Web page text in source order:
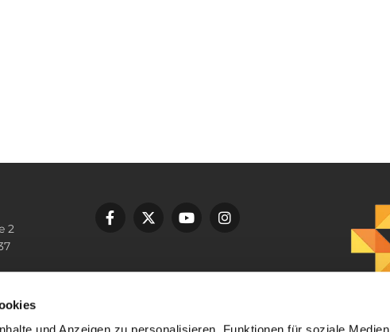
2